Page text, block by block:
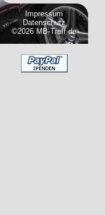
Impressum
Datenschutz
©2026 MB-Treff.de